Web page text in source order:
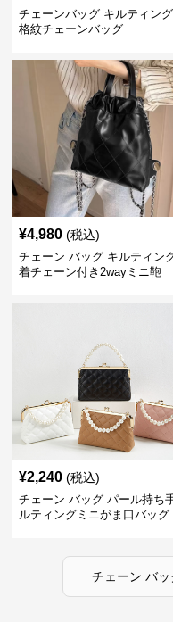
チェーンバッグ キルティン
格紋チェーンバッグ
¥4,980 (税込)
チェーン バッグ キルティン
着チェーン付き2wayミニ鞄
¥2,240 (税込)
チェーン バッグ パール持ち
ルティングミニがま口バッグ
チェーン バッ